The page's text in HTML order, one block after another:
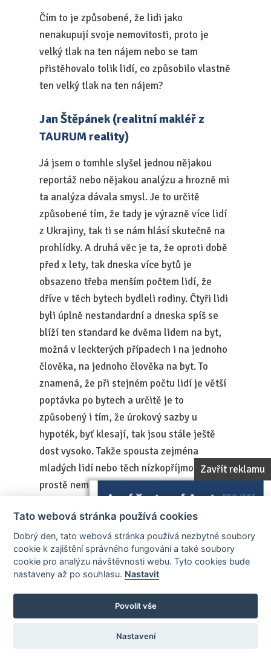
Zavřít reklamu
Čím to je způsobené, že lidi jako
nenakupují svoje nemovitosti, proto je
velký tlak na ten nájem nebo se tam
přistěhovalo tolik lidí, co způsobilo vlastně
ten velký tlak na ten nájem?
Jan Štěpánek (realitní makléř z
TAURUM reality)
Já jsem o tomhle slyšel jednou nějakou
reportáž nebo nějakou analýzu a hrozně mi
ta analýza dávala smysl. Je to určitě
způsobené tím, že tady je výrazně více lidí
z Ukrajiny, tak ti se nám hlásí skutečně na
prohlídky. A druhá věc je ta, že oproti době
před x lety, tak dneska více bytů je
obsazeno třeba menším počtem lidí, že
dříve v těch bytech bydleli rodiny. Čtyři lidi
byli úplně nestandardní a dneska spíš se
blíží ten standard ke dvěma lidem na byt,
možná v leckterých případech i na jednoho
člověka, na jednoho člověka na byt. To
znamená, že při stejném počtu lidí je větší
poptávka po bytech a určitě je to
způsobený i tím, že úrokový sazby u
hypoték, byť klesají, tak jsou stále ještě
dost vysoko. Takže spousta zejména
mladých lidí nebo těch nízkopříjmových
prostě nemá na to, aby si vzali hypotéku a
nájmy nahoru.
Petr MAKOVSKÝ (výkonný ředitel
Reality iDNES)
Možná jenom doplňující otázka ode mě.
znamená s lidmi, kteří z toho skupují pro
Tato webová stránka používá cookies
Dobrý den, tato webová stránka používá nezbytné soubory
cookie k zajištění správného fungování a také soubory
cookie pro analýzu návštěvnosti webu. Tyto cookies bude
nastaveny až po souhlasu. Nastavit
Povolit vše
Nastavení